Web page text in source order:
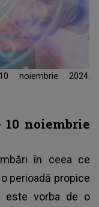
noiembrie 2024.
10 noiembrie
în ceea ce
perioadă propice
este vorba de o